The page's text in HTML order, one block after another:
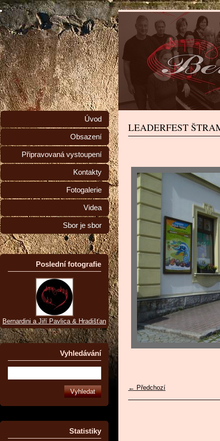
LEADERFEST
← Předchozí
Úvod
Obsazení
Připravovaná vystoupení
Kontakty
Fotogalerie
Videa
Sbor je sbor
Poslední fotografie
Bernardini a Jiří Pavlica & Hradišťan
Vyhledávání
Statistiky